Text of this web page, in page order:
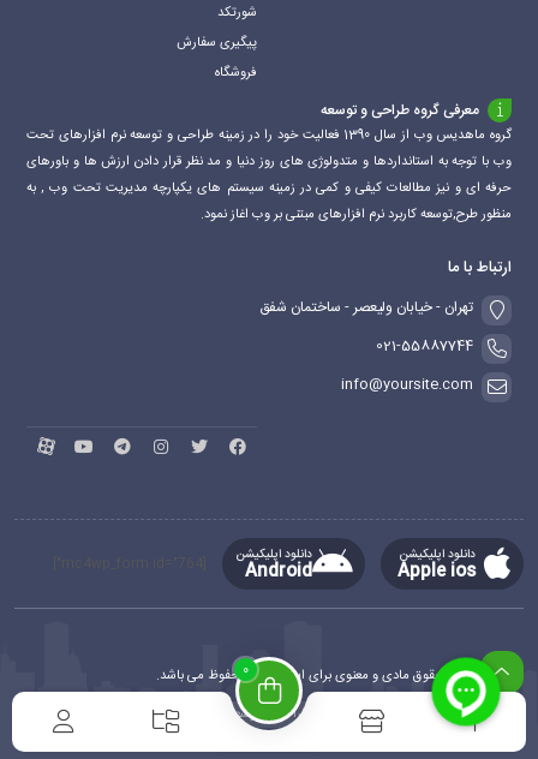
0
شورتکد
پیگیری سفارش
فروشگاه
معرفی گروه طراحی و توسعه
گروه ماهدیس وب از سال 1390 فعالیت خود را در زمینه طراحی و توسعه نرم افزارهای تحت
وب با توجه به استانداردها و متدولوژی های روز دنیا و مد نظر قرار دادن ارزش ها و باورهای
حرفه ای و نیز مطالعات کیفی و کمی در زمینه سیستم های یکپارچه مدیریت تحت وب , به
منظور طرح,توسعه کاربرد نرم افزارهای مبتنی بر وب اغاز نمود.
ارتباط با ما
تهران - خیابان ولیعصر - ساختمان شفق
021-55887744
info@yoursite.com
دانلود اپلیکیشن
Apple ios
دانلود اپلیکیشن
Android
کلیه حقوق مادی و معنوی برای این سایت محفوظ می باشد.
طراحی و توسعه
ماهدیس وب